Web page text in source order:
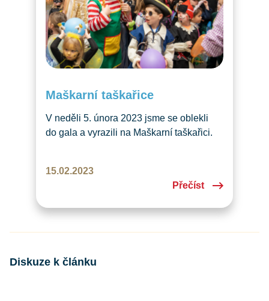
Maškarní taškařice
V neděli 5. února 2023 jsme se oblekli
do gala a vyrazili na Maškarní taškařici.
15.02.2023
Přečíst
Diskuze k článku